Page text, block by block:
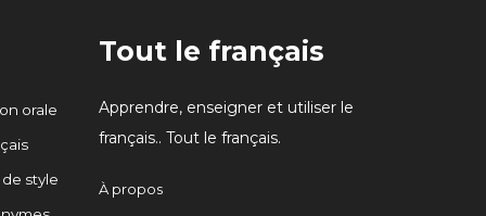
orale
style
Tout le français
Apprendre, enseigner et utiliser le
français.. Tout le français.
À propos